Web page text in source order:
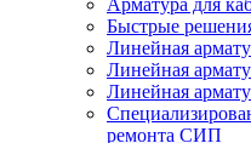
Арматура для
Быстрые
Линейная
Линейная
Линейная
ремонта СИП